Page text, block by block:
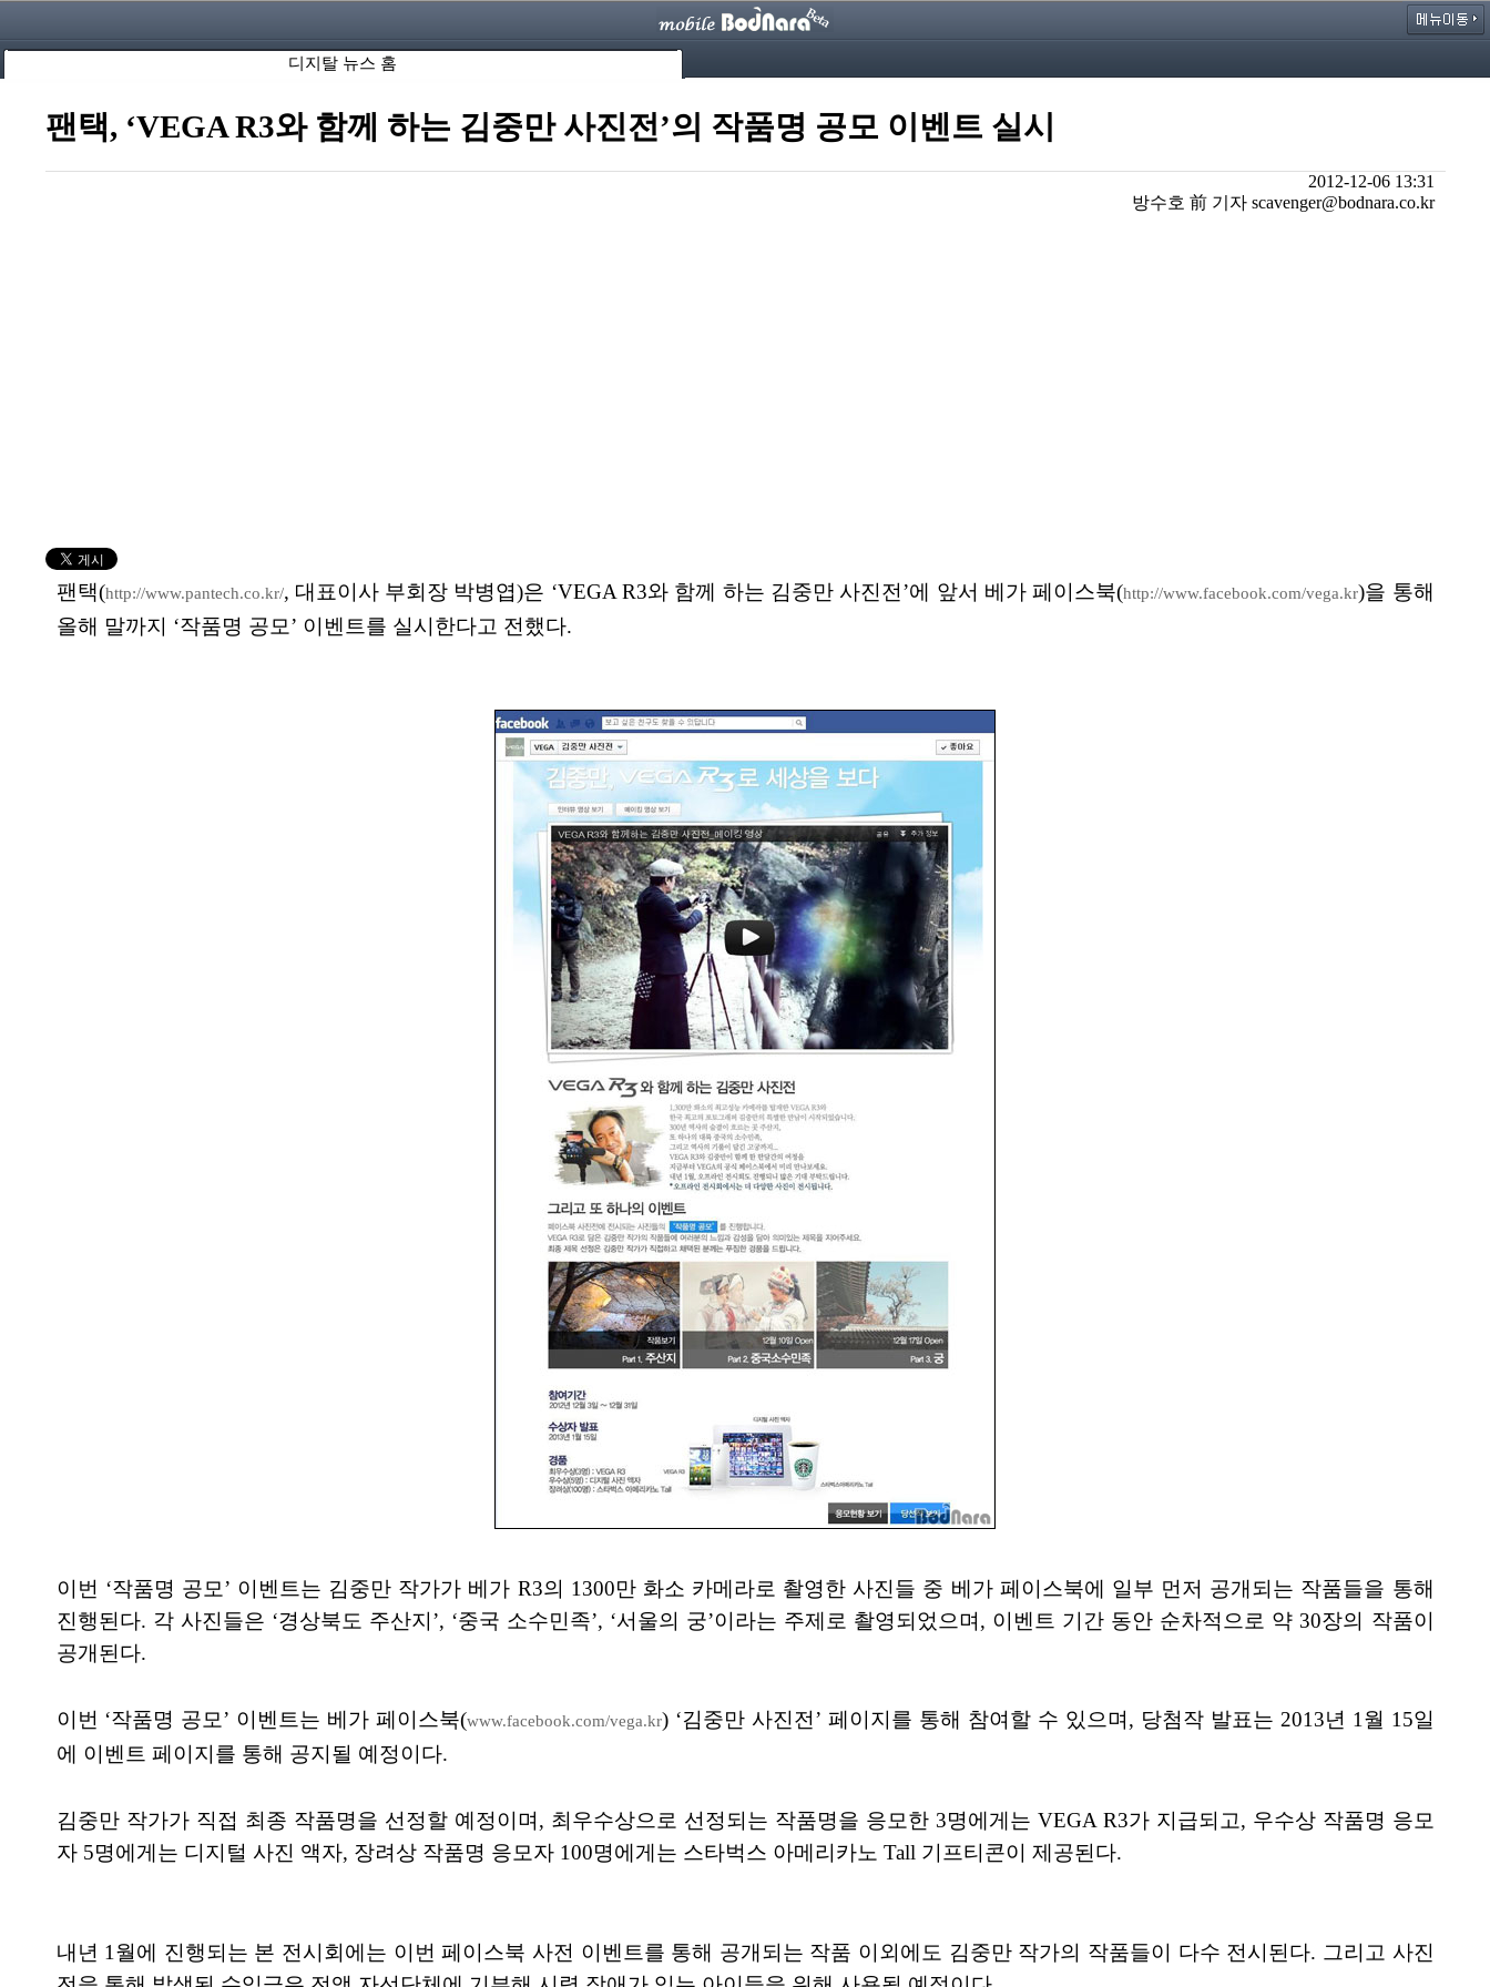
디지탈 뉴스 홈
팬택, ‘VEGA R3와 함께 하는 김중만 사진전’의 작품명 공모 이벤트 실시
2012-12-06 13:31
방수호 前 기자 scavenger@bodnara.co.kr
팬택(http://www.pantech.co.kr/, 대표이사 부회장 박병엽)은 ‘VEGA R3와 함께 하는 김중만 사진전’에 앞서 베가 페이스북(http://www.facebook.com/vega.kr)을 통해
올해 말까지 ‘작품명 공모’ 이벤트를 실시한다고 전했다.
이번 ‘작품명 공모’ 이벤트는 김중만 작가가 베가 R3의 1300만 화소 카메라로 촬영한 사진들 중 베가 페이스북에 일부 먼저 공개되는 작품들을 통해
진행된다. 각 사진들은 ‘경상북도 주산지’, ‘중국 소수민족’, ‘서울의 궁’이라는 주제로 촬영되었으며, 이벤트 기간 동안 순차적으로 약 30장의 작품이
공개된다.
이번 ‘작품명 공모’ 이벤트는 베가 페이스북(www.facebook.com/vega.kr) ‘김중만 사진전’ 페이지를 통해 참여할 수 있으며, 당첨작 발표는 2013년 1월 15일
에 이벤트 페이지를 통해 공지될 예정이다.
김중만 작가가 직접 최종 작품명을 선정할 예정이며, 최우수상으로 선정되는 작품명을 응모한 3명에게는 VEGA R3가 지급되고, 우수상 작품명 응모
자 5명에게는 디지털 사진 액자, 장려상 작품명 응모자 100명에게는 스타벅스 아메리카노 Tall 기프티콘이 제공된다.
내년 1월에 진행되는 본 전시회에는 이번 페이스북 사전 이벤트를 통해 공개되는 작품 이외에도 김중만 작가의 작품들이 다수 전시된다. 그리고 사진